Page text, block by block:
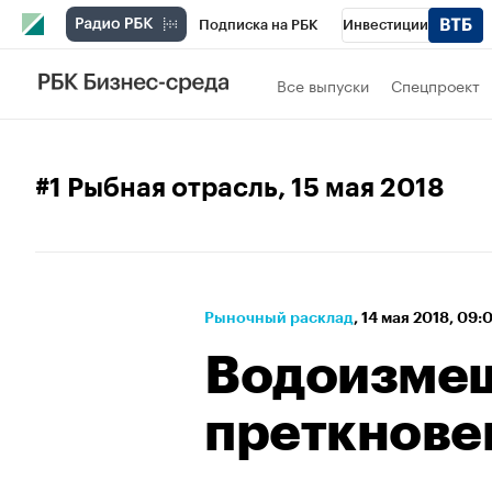
Подписка на РБК Инвестиции
Спорт Все выпуски Спецпроект
#1 Рыбная отрасль, 15 мая 2018
Рыночный расклад⁠, 14 мая 2018,